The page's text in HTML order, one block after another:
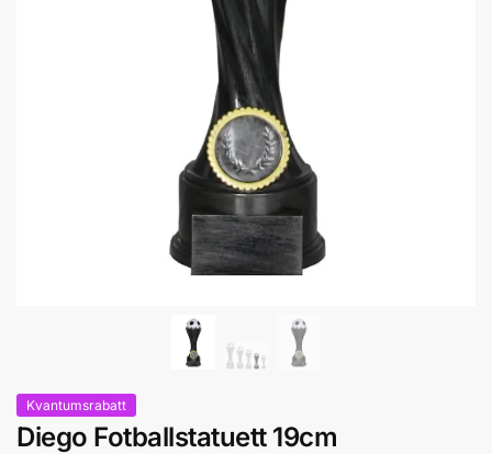
Kvantumsrabatt
Diego Fotballstatuett 19cm